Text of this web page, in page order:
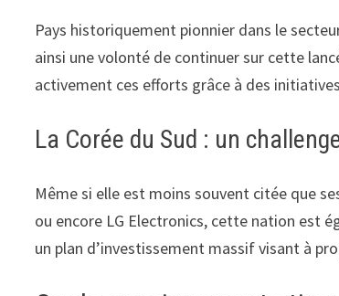
Pays historiquement pionnier dans le
ainsi une volonté de continuer sur cette
activement ces efforts grâce à des
La Corée du Sud : un
Même si elle est moins souvent citée que
ou encore LG Electronics, cette nation est
un plan d’investissement massif visant à